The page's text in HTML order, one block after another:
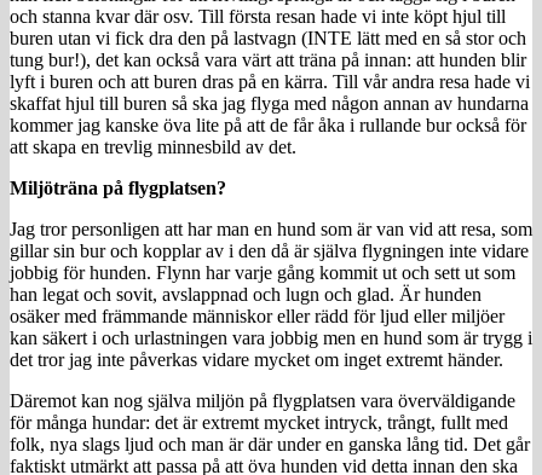
och stanna kvar där osv. Till första resan hade vi inte köpt hjul till
buren utan vi fick dra den på lastvagn (INTE lätt med en så stor och
tung bur!), det kan också vara värt att träna på innan: att hunden blir
lyft i buren och att buren dras på en kärra. Till vår andra resa hade vi
skaffat hjul till buren så ska jag flyga med någon annan av hundarna
kommer jag kanske öva lite på att de får åka i rullande bur också för
att skapa en trevlig minnesbild av det.
Miljöträna på flygplatsen?
Jag tror personligen att har man en hund som är van vid att resa, som
gillar sin bur och kopplar av i den då är själva flygningen inte vidare
jobbig för hunden. Flynn har varje gång kommit ut och sett ut som
han legat och sovit, avslappnad och lugn och glad. Är hunden
osäker med främmande människor eller rädd för ljud eller miljöer
kan säkert i och urlastningen vara jobbig men en hund som är trygg i
det tror jag inte påverkas vidare mycket om inget extremt händer.
Däremot kan nog själva miljön på flygplatsen vara överväldigande
för många hundar: det är extremt mycket intryck, trångt, fullt med
folk, nya slags ljud och man är där under en ganska lång tid. Det går
faktiskt utmärkt att passa på att öva hunden vid detta innan den ska